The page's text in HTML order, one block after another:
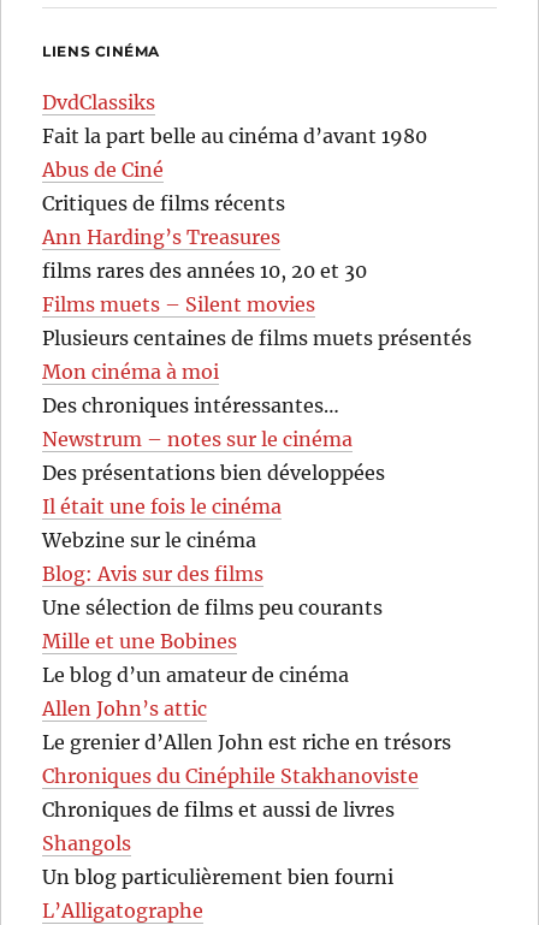
LIENS CINÉMA
DvdClassiks
Fait la part belle au cinéma d’avant 1980
Abus de Ciné
Critiques de films récents
Ann Harding’s Treasures
films rares des années 10, 20 et 30
Films muets – Silent movies
Plusieurs centaines de films muets présentés
Mon cinéma à moi
Des chroniques intéressantes…
Newstrum – notes sur le cinéma
Des présentations bien développées
Il était une fois le cinéma
Webzine sur le cinéma
Blog: Avis sur des films
Une sélection de films peu courants
Mille et une Bobines
Le blog d’un amateur de cinéma
Allen John’s attic
Le grenier d’Allen John est riche en trésors
Chroniques du Cinéphile Stakhanoviste
Chroniques de films et aussi de livres
Shangols
Un blog particulièrement bien fourni
L’Alligatographe